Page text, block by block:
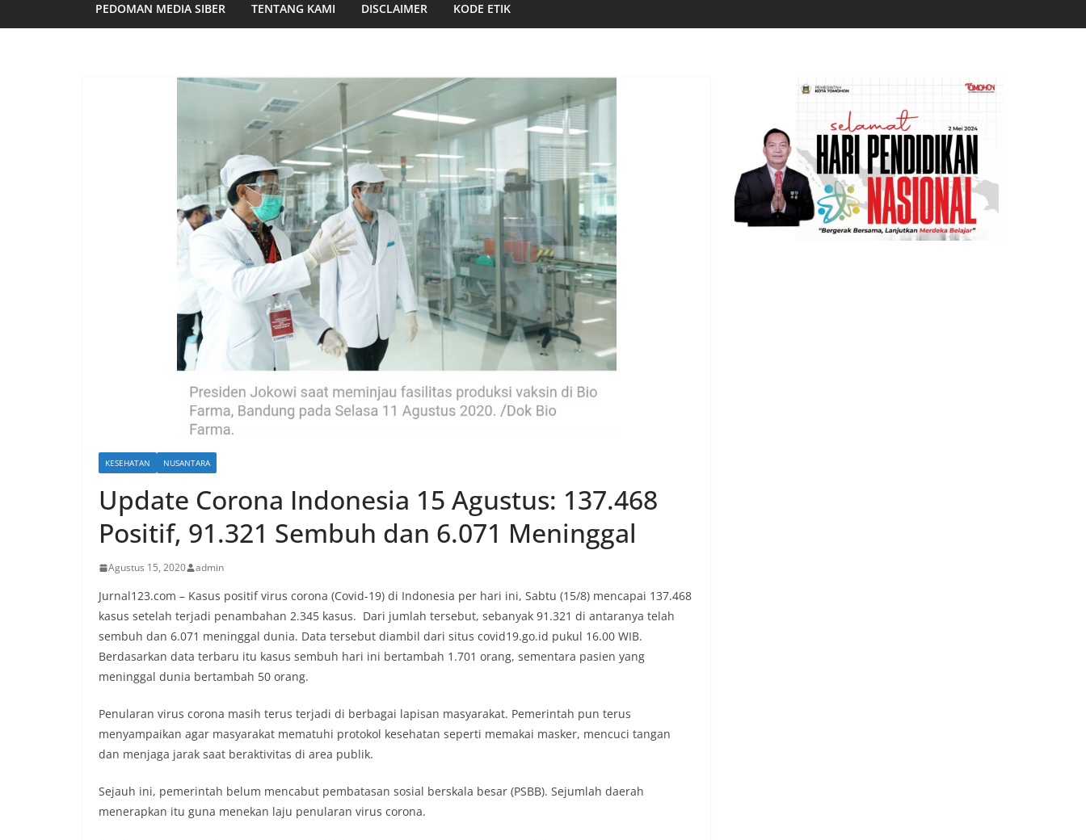
PEDOMAN MEDIA SIBER TENTANG KAMI DISCLAIMER KODE ETIK
KESEHATAN NUSANTARA
Update Corona Indonesia 15 Agustus: 137.468
Positif, 91.321 Sembuh dan 6.071 Meninggal
Agustus 15, 2020 admin
Jurnal123.com – Kasus positif virus corona (Covid-19) di Indonesia per hari ini, Sabtu (15/8) mencapai 137.468
kasus setelah terjadi penambahan 2.345 kasus. Dari jumlah tersebut, sebanyak 91.321 di antaranya telah
sembuh dan 6.071 meninggal dunia. Data tersebut diambil dari situs covid19.go.id pukul 16.00 WIB.
Berdasarkan data terbaru itu kasus sembuh hari ini bertambah 1.701 orang, sementara pasien yang
meninggal dunia bertambah 50 orang.
Penularan virus corona masih terus terjadi di berbagai lapisan masyarakat. Pemerintah pun terus
menyampaikan agar masyarakat mematuhi protokol kesehatan seperti memakai masker, mencuci tangan
dan menjaga jarak saat beraktivitas di area publik.
Sejauh ini, pemerintah belum mencabut pembatasan sosial berskala besar (PSBB). Sejumlah daerah
menerapkan itu guna menekan laju penularan virus corona.